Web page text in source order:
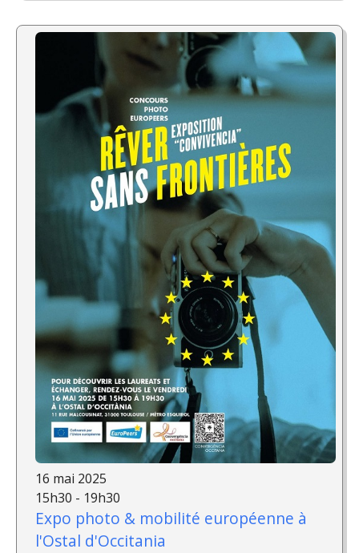
16 mai 2025
15h30 - 19h30
Expo photo & mobilité européenne à
l'Ostal d'Occitania